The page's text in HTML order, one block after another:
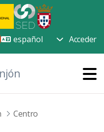
Acceder
Centro